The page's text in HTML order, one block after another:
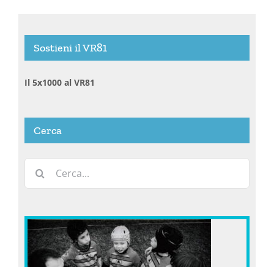
Sostieni il VR81
Il 5x1000 al VR81
Cerca
per: